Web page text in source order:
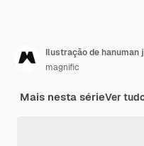
Ilustração de hanuman
magnific
Mais nesta sérieVer